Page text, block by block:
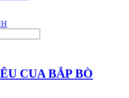
CUA BẮP BÒ